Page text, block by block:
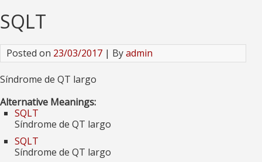
SQLT
Posted on 23/03/2017 | Byadmin
Síndrome de QT largo
Alternative Meanings:
SQLT
Síndrome de QT largo
SQLT
Síndrome de QT largo